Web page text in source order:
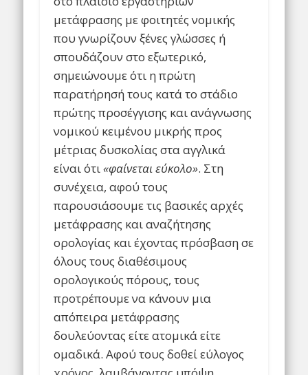
μετάφρασης με φοιτητές νομικής
που γνωρίζουν ξένες γλώσσες ή
σπουδάζουν στο εξωτερικό,
σημειώνουμε ότι η πρώτη
παρατήρησή τους κατά το στάδιο
πρώτης προσέγγισης και ανάγνωσης
νομικού κειμένου μικρής προς
μέτριας δυσκολίας στα αγγλικά
είναι ότι«φαίνεται εύκολο». Στη
συνέχεια, αφού τους
παρουσιάσουμε τις βασικές αρχές
μετάφρασης και αναζήτησης
ορολογίας και έχοντας πρόσβαση σε
όλους τους διαθέσιμους
ορολογικούς πόρους, τους
προτρέπουμε να κάνουν μια
απόπειρα μετάφρασης
δουλεύοντας είτε ατομικά είτε
ομαδικά. Αφού τους δοθεί εύλογος